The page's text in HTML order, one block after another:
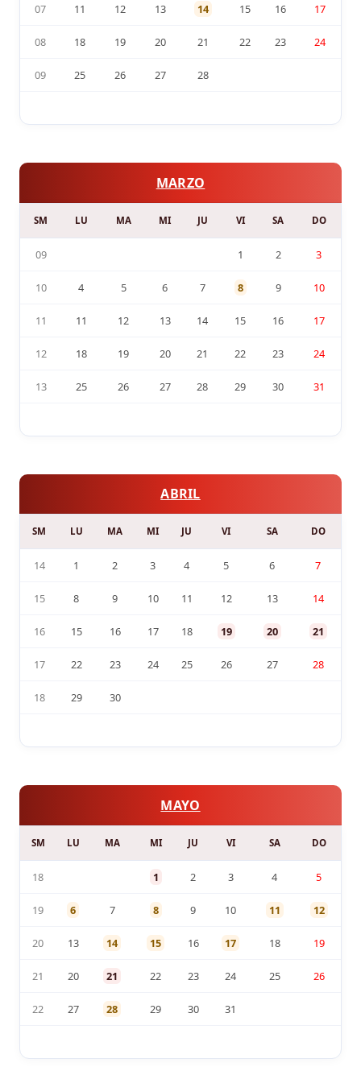
07 11 12 13 14 15 16 17
08 18 19 20 21 22 23 24
09 25 26 27 28
MARZO
SM LU MA MI JU VI SA DO
09 1 2 3
10 4 5 6 7 8 9 10
11 11 12 13 14 15 16 17
12 18 19 20 21 22 23 24
13 25 26 27 28 29 30 31
ABRIL
SM LU MA MI JU VI SA DO
14 1 2 3 4 5 6 7
15 8 9 10 11 12 13 14
16 15 16 17 18 19 20 21
17 22 23 24 25 26 27 28
18 29 30
MAYO
SM LU MA MI JU VI SA DO
18 1 2 3 4 5
19 6 7 8 9 10 11 12
20 13 14 15 16 17 18 19
21 20 21 22 23 24 25 26
22 27 28 29 30 31